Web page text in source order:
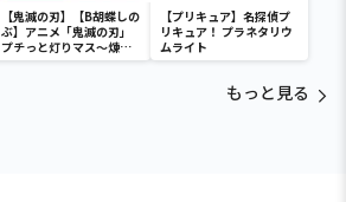
【鬼滅の刃】【B胡蝶しの
ぶ】アニメ「鬼滅の刃」
プチっと灯りマス～煉獄
杏寿郎・胡蝶しのぶ～
【プリキュア】名探偵プ
リキュア！ プラネタリウ
ムライト
もっと見る